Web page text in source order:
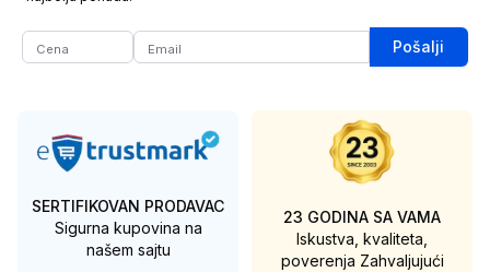
Pošalji
SERTIFIKOVAN PRODAVAC
Sigurna kupovina na
našem sajtu
23 GODINA SA VAMA
Iskustva, kvaliteta,
poverenja Zahvaljujući